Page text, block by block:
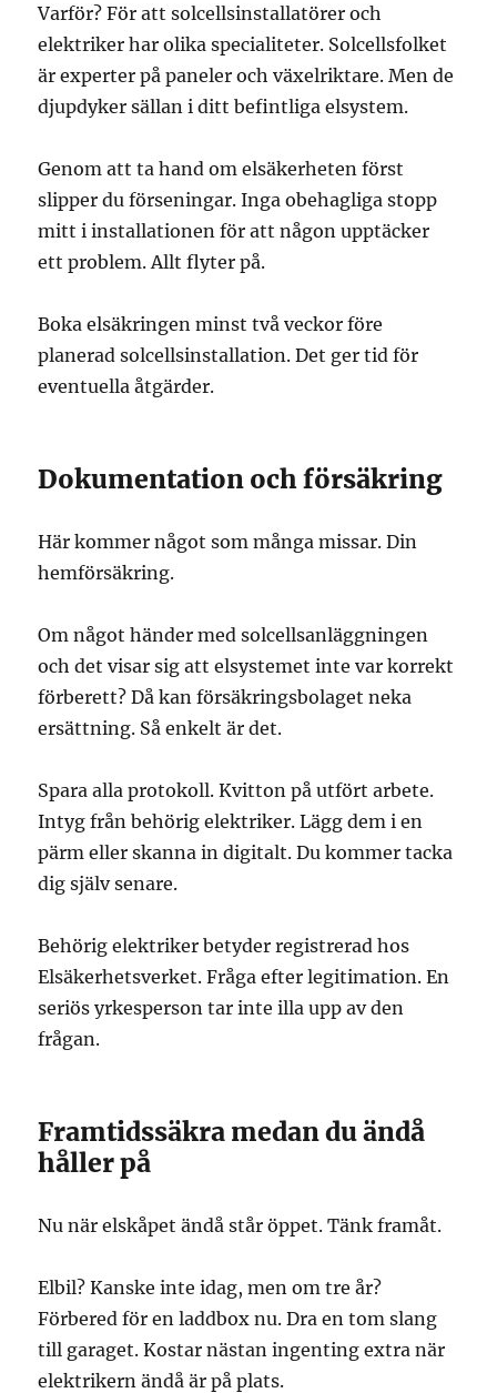
Varför? För att solcellsinstallatörer och
elektriker har olika specialiteter. Solcellsfolket
är experter på paneler och växelriktare. Men de
djupdyker sällan i ditt befintliga elsystem.
Genom att ta hand om elsäkerheten först
slipper du förseningar. Inga obehagliga stopp
mitt i installationen för att någon upptäcker
ett problem. Allt flyter på.
Boka elsäkringen minst två veckor före
planerad solcellsinstallation. Det ger tid för
eventuella åtgärder.
Dokumentation och försäkring
Här kommer något som många missar. Din
hemförsäkring.
Om något händer med solcellsanläggningen
och det visar sig att elsystemet inte var korrekt
förberett? Då kan försäkringsbolaget neka
ersättning. Så enkelt är det.
Spara alla protokoll. Kvitton på utfört arbete.
Intyg från behörig elektriker. Lägg dem i en
pärm eller skanna in digitalt. Du kommer tacka
dig själv senare.
Behörig elektriker betyder registrerad hos
Elsäkerhetsverket. Fråga efter legitimation. En
seriös yrkesperson tar inte illa upp av den
frågan.
Framtidssäkra medan du ändå
håller på
Nu när elskåpet ändå står öppet. Tänk framåt.
Elbil? Kanske inte idag, men om tre år?
Förbered för en laddbox nu. Dra en tom slang
till garaget. Kostar nästan ingenting extra när
elektrikern ändå är på plats.